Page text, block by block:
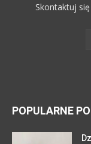
Skontaktuj
POPULARNE